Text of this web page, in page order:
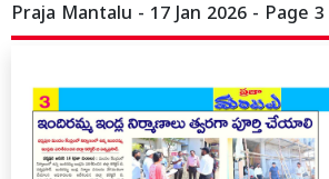
Praja Mantalu - 17 Jan 2026 - Page 3